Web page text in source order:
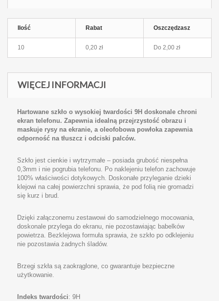
Ilość Rabat Oszczędzasz
10 0,20 zł Do 2,00 zł
WIĘCEJ INFORMACJI
Hartowane szkło o wysokiej twardości 9H doskonale chroni
ekran telefonu. Zapewnia idealną przejrzystość obrazu i
maskuje rysy na ekranie, a oleofobowa powłoka zapewnia
odporność na tłuszcz i odciski palców.
Szkło jest cienkie i wytrzymałe – posiada grubość niespełna
0,3mm i nie pogrubia telefonu. Po naklejeniu telefon zachowuje
100% właściwości dotykowych. Doskonałe przyleganie dzieki
klejowi na całej powierzchni sprawia, że pod folią nie gromadzi
się kurz i brud.
Dzięki załączonemu zestawowi do samodzielnego mocowania,
doskonale przylega do ekranu, nie pozostawiając babelków
powietrza. Bezklejowa formuła sprawia, że szkło po odklejeniu
nie pozostawia żadnych śladów.
Brzegi szkła są zaokrąglone, co gwarantuje bezpieczne
użytkowanie.
Indeks twardości: 9H